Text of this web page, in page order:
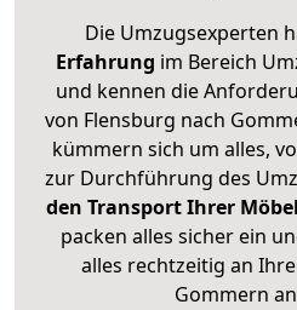
Die Umzugsexperten
Erfahrung im Bereich
und kennen die
von Flensburg nach
kümmern sich um alles,
zur Durchführung des
den Transport Ihrer
packen alles sicher ein
alles rechtzeitig an
Gommern